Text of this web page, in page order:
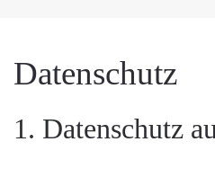
Datenschutz
1. Datenschutz